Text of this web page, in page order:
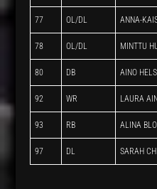
77 OL/DL ANNA-
78 OL/DL MINTTU
80 DB AINO
92 WR LAURA
93 RB ALINA
97 DL SARAH